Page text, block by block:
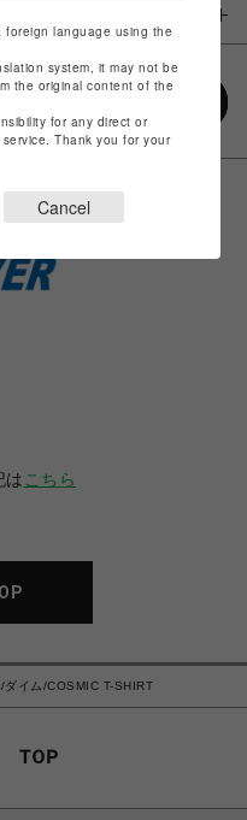
は こちら
ダイム/COSMIC T-SHIRT
foreign language using the
system, it may not be
the original content of the
for any direct or
Thank you for your
Cancel